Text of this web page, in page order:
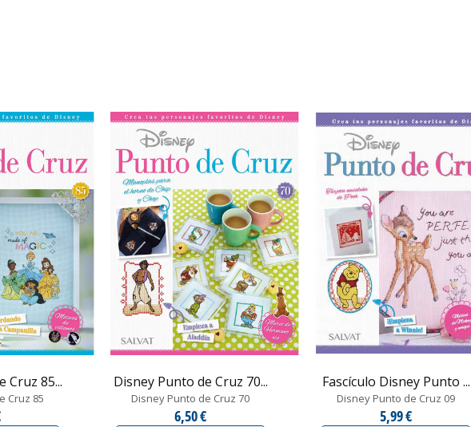
Cruz 85...
Cruz 85
Disney Punto de Cruz 70...
Disney Punto de Cruz 70
6,50 €
Fascículo Disney Punto ...
Disney Punto de Cruz 09
5,99 €